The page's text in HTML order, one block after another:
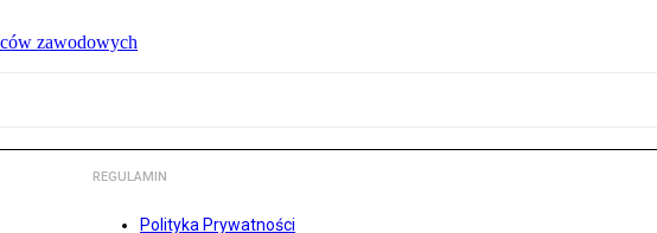
zawodowych
REGULAMIN
Polityka Prywatności